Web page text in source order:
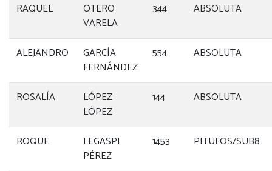
RAQUEL
OTERO
VARELA
344 ABSOLUTA
ALEJANDRO
GARCÍA
FERNÁNDEZ
554 ABSOLUTA
ROSALÍA
LÓPEZ
LÓPEZ
144 ABSOLUTA
ROQUE
LEGASPI
PÉREZ
1453 PITUFOS/SUB8